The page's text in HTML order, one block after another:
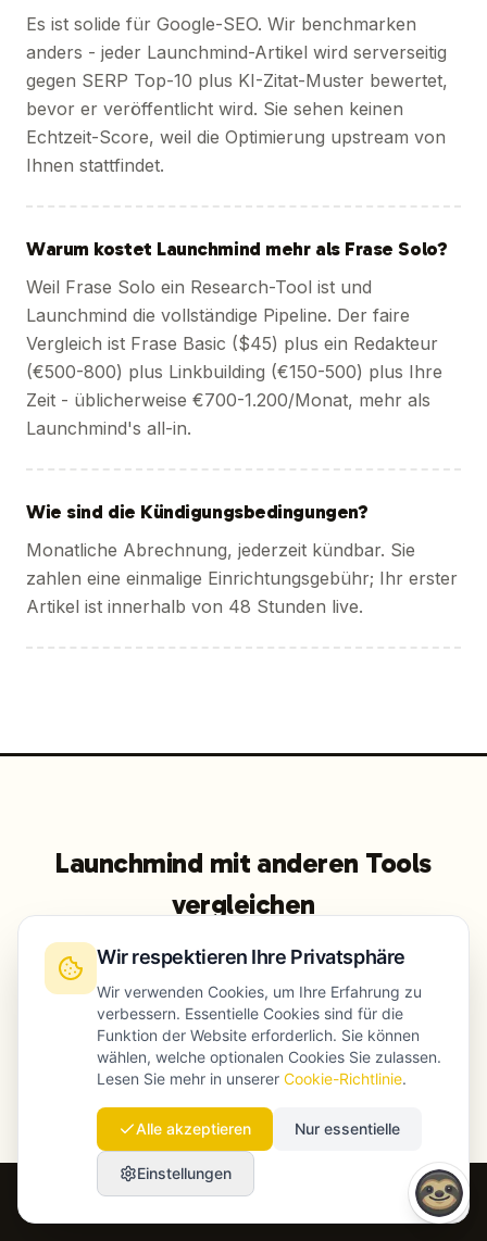
Es ist solide für Google-SEO. Wir benchmarken
anders - jeder Launchmind-Artikel wird serverseitig
gegen SERP Top-10 plus KI-Zitat-Muster bewertet,
bevor er veröffentlicht wird. Sie sehen keinen
Echtzeit-Score, weil die Optimierung upstream von
Ihnen stattfindet.
Warum kostet Launchmind mehr als Frase Solo?
Weil Frase Solo ein Research-Tool ist und
Launchmind die vollständige Pipeline. Der faire
Vergleich ist Frase Basic ($45) plus ein Redakteur
(€500-800) plus Linkbuilding (€150-500) plus Ihre
Zeit - üblicherweise €700-1.200/Monat, mehr als
Launchmind's all-in.
Wie sind die Kündigungsbedingungen?
Monatliche Abrechnung, jederzeit kündbar. Sie
zahlen eine einmalige Einrichtungsgebühr; Ihr erster
Artikel ist innerhalb von 48 Stunden live.
Launchmind mit anderen Tools
vergleichen
vs MarketMuse vs Surfer
vs Clearscope vs NeuronWriter
Wir respektieren Ihre Privatsphäre
Wir verwenden Cookies, um Ihre Erfahrung zu
verbessern. Essentielle Cookies sind für die
Funktion der Website erforderlich. Sie können
wählen, welche optionalen Cookies Sie zulassen.
Lesen Sie mehr in unserer Cookie-Richtlinie.
Alle akzeptieren Nur essentielle
Einstellungen